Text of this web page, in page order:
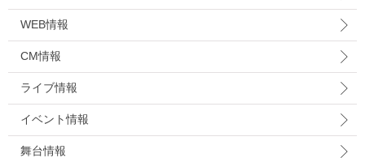
WEB情報
CM情報
ライブ情報
イベント情報
舞台情報